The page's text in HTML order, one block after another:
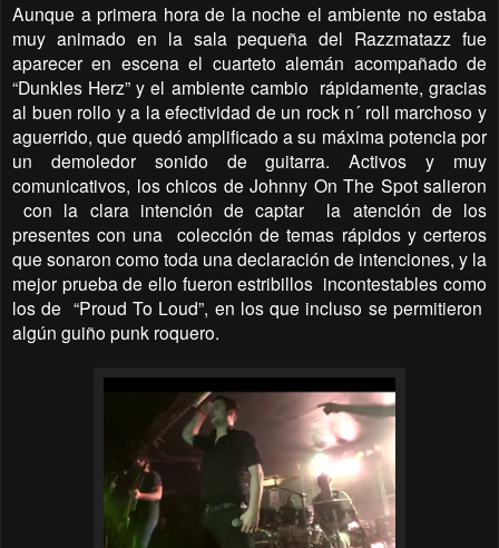
Aunque a primera hora de la noche el ambiente no estaba
muy animado en la sala pequeña del Razzmatazz fue
aparecer en escena el cuarteto alemán acompañado de
“Dunkles Herz” y el ambiente cambio rápidamente, gracias
al buen rollo y a la efectividad de un rock n´ roll marchoso y
aguerrido, que quedó amplificado a su máxima potencia por
un demoledor sonido de guitarra. Activos y muy
comunicativos, los chicos de Johnny On The Spot salieron
con la clara intención de captar
la atención de los
presentes con una colección de temas rápidos y certeros
que sonaron como toda una declaración de intenciones, y la
mejor prueba de ello fueron estribillos incontestables como
los de “Proud To Loud”, en los que incluso se permitieron
algún guiño punk roquero.